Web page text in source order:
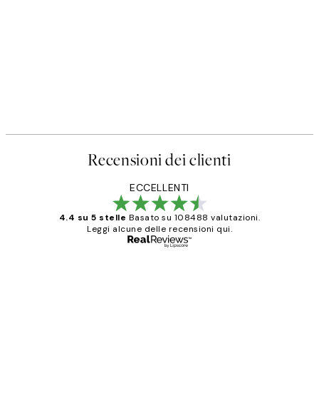
Recensioni dei clienti
ECCELLENTI
4.4 su 5 stelle Basato su 108488 valutazioni.
Leggi alcune delle recensioni qui.